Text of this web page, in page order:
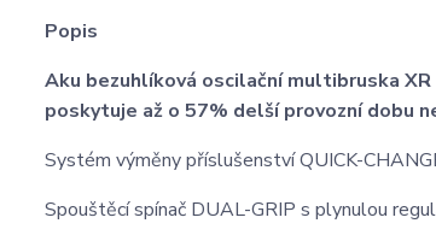
Popis
Aku bezuhlíková oscilační multibruska
poskytuje až o 57% delší provozní dobu
Systém výměny příslušenství QUICK-
Spouštěcí spínač DUAL-GRIP s plynulou